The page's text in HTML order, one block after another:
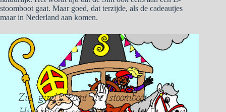
stoomboot gaat. Maar goed, dat terzijde, als de cadeautjes
maar in Nederland aan komen.